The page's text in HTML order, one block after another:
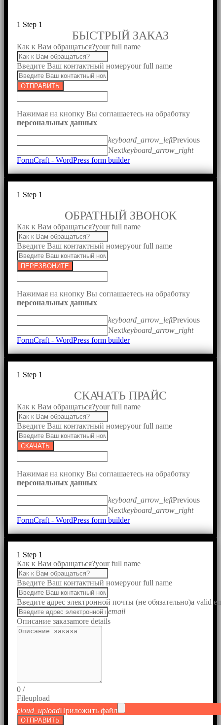
1 Step 1
БЫСТРЫЙ ЗАКАЗ
Как к Вам обращаться?your full name
Введите Ваш контактный номерyour full name
ОТПРАВИТЬ
Нажимая на кнопку Вы соглашаетесь на обработку
персональных данных
keyboard_arrow_leftPrevious
Nextkeyboard_arrow_right
FormCraft - WordPress form builder
1 Step 1
ОБРАТНЫЙ ЗВОНОК
Как к Вам обращаться?your full name
Введите Ваш контактный номерyour full name
ПЕРЕЗВОНИТЕ
Нажимая на кнопку Вы соглашаетесь на обработку
персональных данных
keyboard_arrow_leftPrevious
Nextkeyboard_arrow_right
FormCraft - WordPress form builder
1 Step 1
СКАЧАТЬ ПРАЙС
Как к Вам обращаться?your full name
Введите Ваш контактный номерyour full name
СКАЧАТЬ
Нажимая на кнопку Вы соглашаетесь на обработку
персональных данных
keyboard_arrow_leftPrevious
Nextkeyboard_arrow_right
FormCraft - WordPress form builder
1 Step 1
Как к Вам обращаться?your full name
Введите Ваш контактный номерyour full name
Введите адрес электронной почты (не обязательно)a valid
email
Описание заказаmore details
0 /
Fileupload
cloud_uploadПриложить файл
ОТПРАВИТЬ